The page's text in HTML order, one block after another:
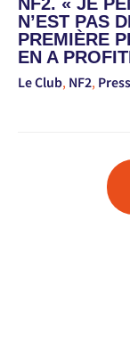
N’EST PAS
PREMIÈRE
EN A
Le Club, NF2,